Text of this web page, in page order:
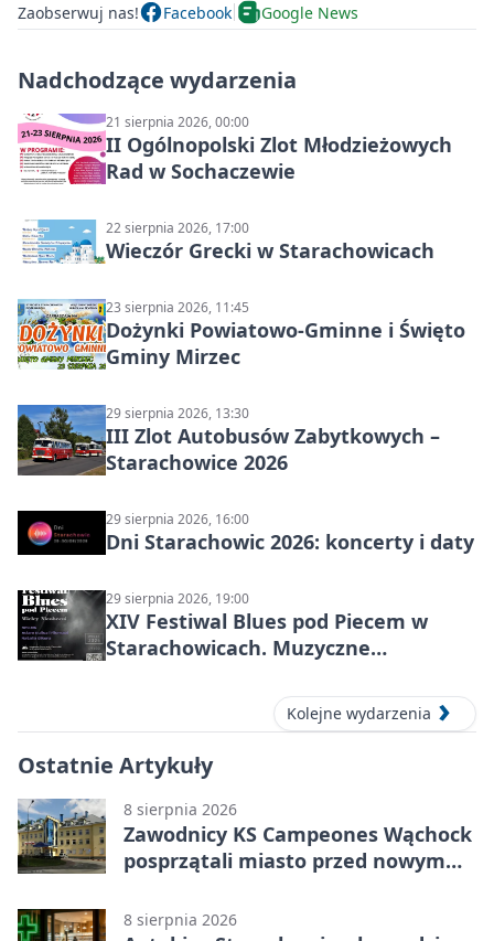
Zaobserwuj nas! Facebook Google News
Nadchodzące wydarzenia
21 sierpnia 2026, 00:00
II Ogólnopolski Zlot Młodzieżowych
Rad w Sochaczewie
22 sierpnia 2026, 17:00
Wieczór Grecki w Starachowicach
23 sierpnia 2026, 11:45
Dożynki Powiatowo-Gminne i Święto
Gminy Mirzec
29 sierpnia 2026, 13:30
III Zlot Autobusów Zabytkowych –
Starachowice 2026
29 sierpnia 2026, 16:00
Dni Starachowic 2026: koncerty i daty
29 sierpnia 2026, 19:00
XIV Festiwal Blues pod Piecem w
Starachowicach. Muzyczne
blues w zabytkowej hucieKolejne wydarzenia
Ostatnie Artykuły
8 sierpnia 2026
Zawodnicy KS Campeones Wąchock
posprzątali miasto przed nowym
8 sierpnia 2026